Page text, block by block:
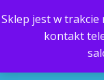
Sklep jest w trakcie
kontakt